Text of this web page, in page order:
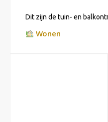
Dit zijn de tuin- en
Wonen